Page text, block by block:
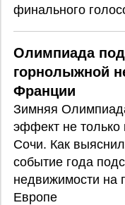
финального
Олимпиада
горнолыжной
Франции
Зимняя
эффект не только
Сочи. Как
событие года
недвижимости на
Европе